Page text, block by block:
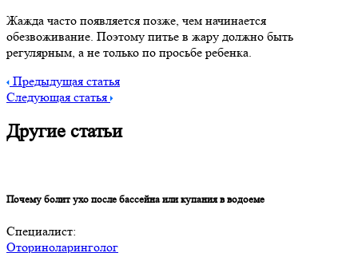
Жажда часто появляется позже, чем начинается
обезвоживание. Поэтому питье в жару должно быть
регулярным, а не только по просьбе ребенка.
Предыдущая статья
Следующая статья
Другие статьи
Почему болит ухо после бассейна или купания в водоеме
Специалист:
Оториноларинголог